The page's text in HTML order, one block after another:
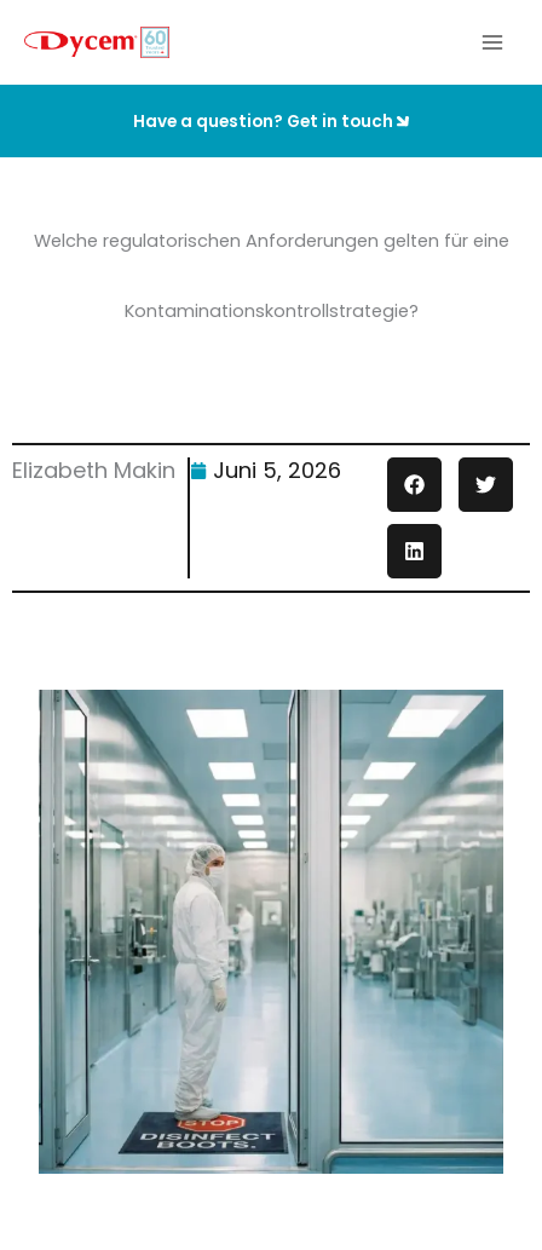
Inhalt
springen
Have a question? Get in touch
Welche regulatorischen Anforderungen gelten für eine
Kontaminationskontrollstrategie?
Elizabeth Makin Juni 5, 2026